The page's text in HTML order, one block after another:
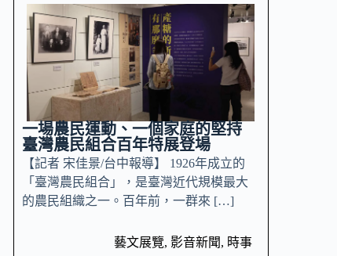
一場農民運動、一個家庭的堅持
臺灣農民組合百年特展登場
【記者 宋佳景/台中報導】 1926年成立的
「臺灣農民組合」，是臺灣近代規模最大
的農民組織之一。百年前，一群來 […]
藝文展覽, 影音新聞, 時事